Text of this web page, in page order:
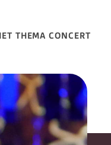
THEMA CONCERT